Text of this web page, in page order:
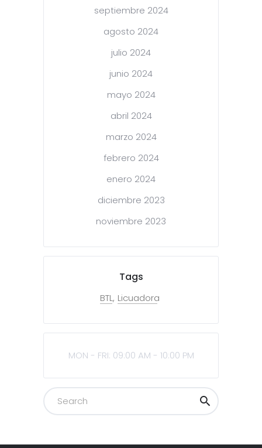
septiembre 2024
agosto 2024
julio 2024
junio 2024
mayo 2024
abril 2024
marzo 2024
febrero 2024
enero 2024
diciembre 2023
noviembre 2023
Tags
BTL Licuadora
MON - FRI: 09:00 AM - 10:00 PM